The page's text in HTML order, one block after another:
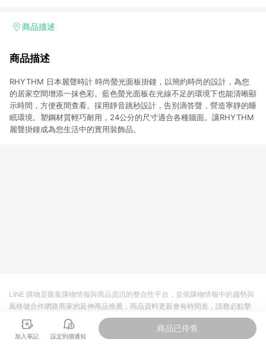
加入WOW會員告別湊免運，火箭速配、火箭跨境優質選品不限金
商品描述
商品描述
RHYTHM 日本麗聲時計 時尚螢光面板掛鐘，以簡約時尚的設計，為您
的居家空間增添一抹色彩。藍色螢光面板在光線不足的環境下也能清晰顯
示時間，方便夜間查看。採用靜音跳秒設計，告別滴答聲，營造寧靜的睡
眠環境。塑鋼材質輕巧耐用，24公分的尺寸適合各種牆面。讓RHYTHM
麗聲掛鐘成為您生活中的實用裝飾品。
加入筆記 設定到價通知
商品已停售
LINE 購物是匯集購物情報與商品資訊的整合性平台，並依購物情報中的趨勢與
風格做合作網路商家的延伸商品推薦，商品資料更新會有時間差，請務必點擊
商品至各合作網路商家，確認現售價與購物條件，一切資訊以合作廠商網頁為
準。